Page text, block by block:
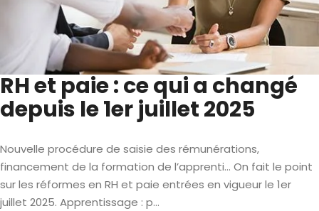
RH et paie : ce qui a changé
depuis le 1er juillet 2025
Nouvelle procédure de saisie des rémunérations,
financement de la formation de l’apprenti… On fait le point
sur les réformes en RH et paie entrées en vigueur le 1er
juillet 2025. Apprentissage : p...